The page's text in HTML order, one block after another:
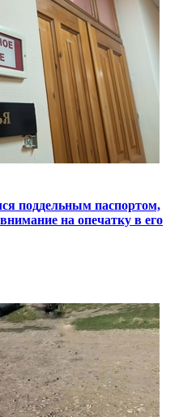
поддельным паспортом,
на опечатку в его